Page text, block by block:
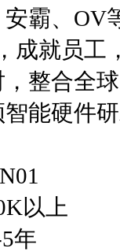
霸、OV
成就员工
整合全
智能硬件
以上
年